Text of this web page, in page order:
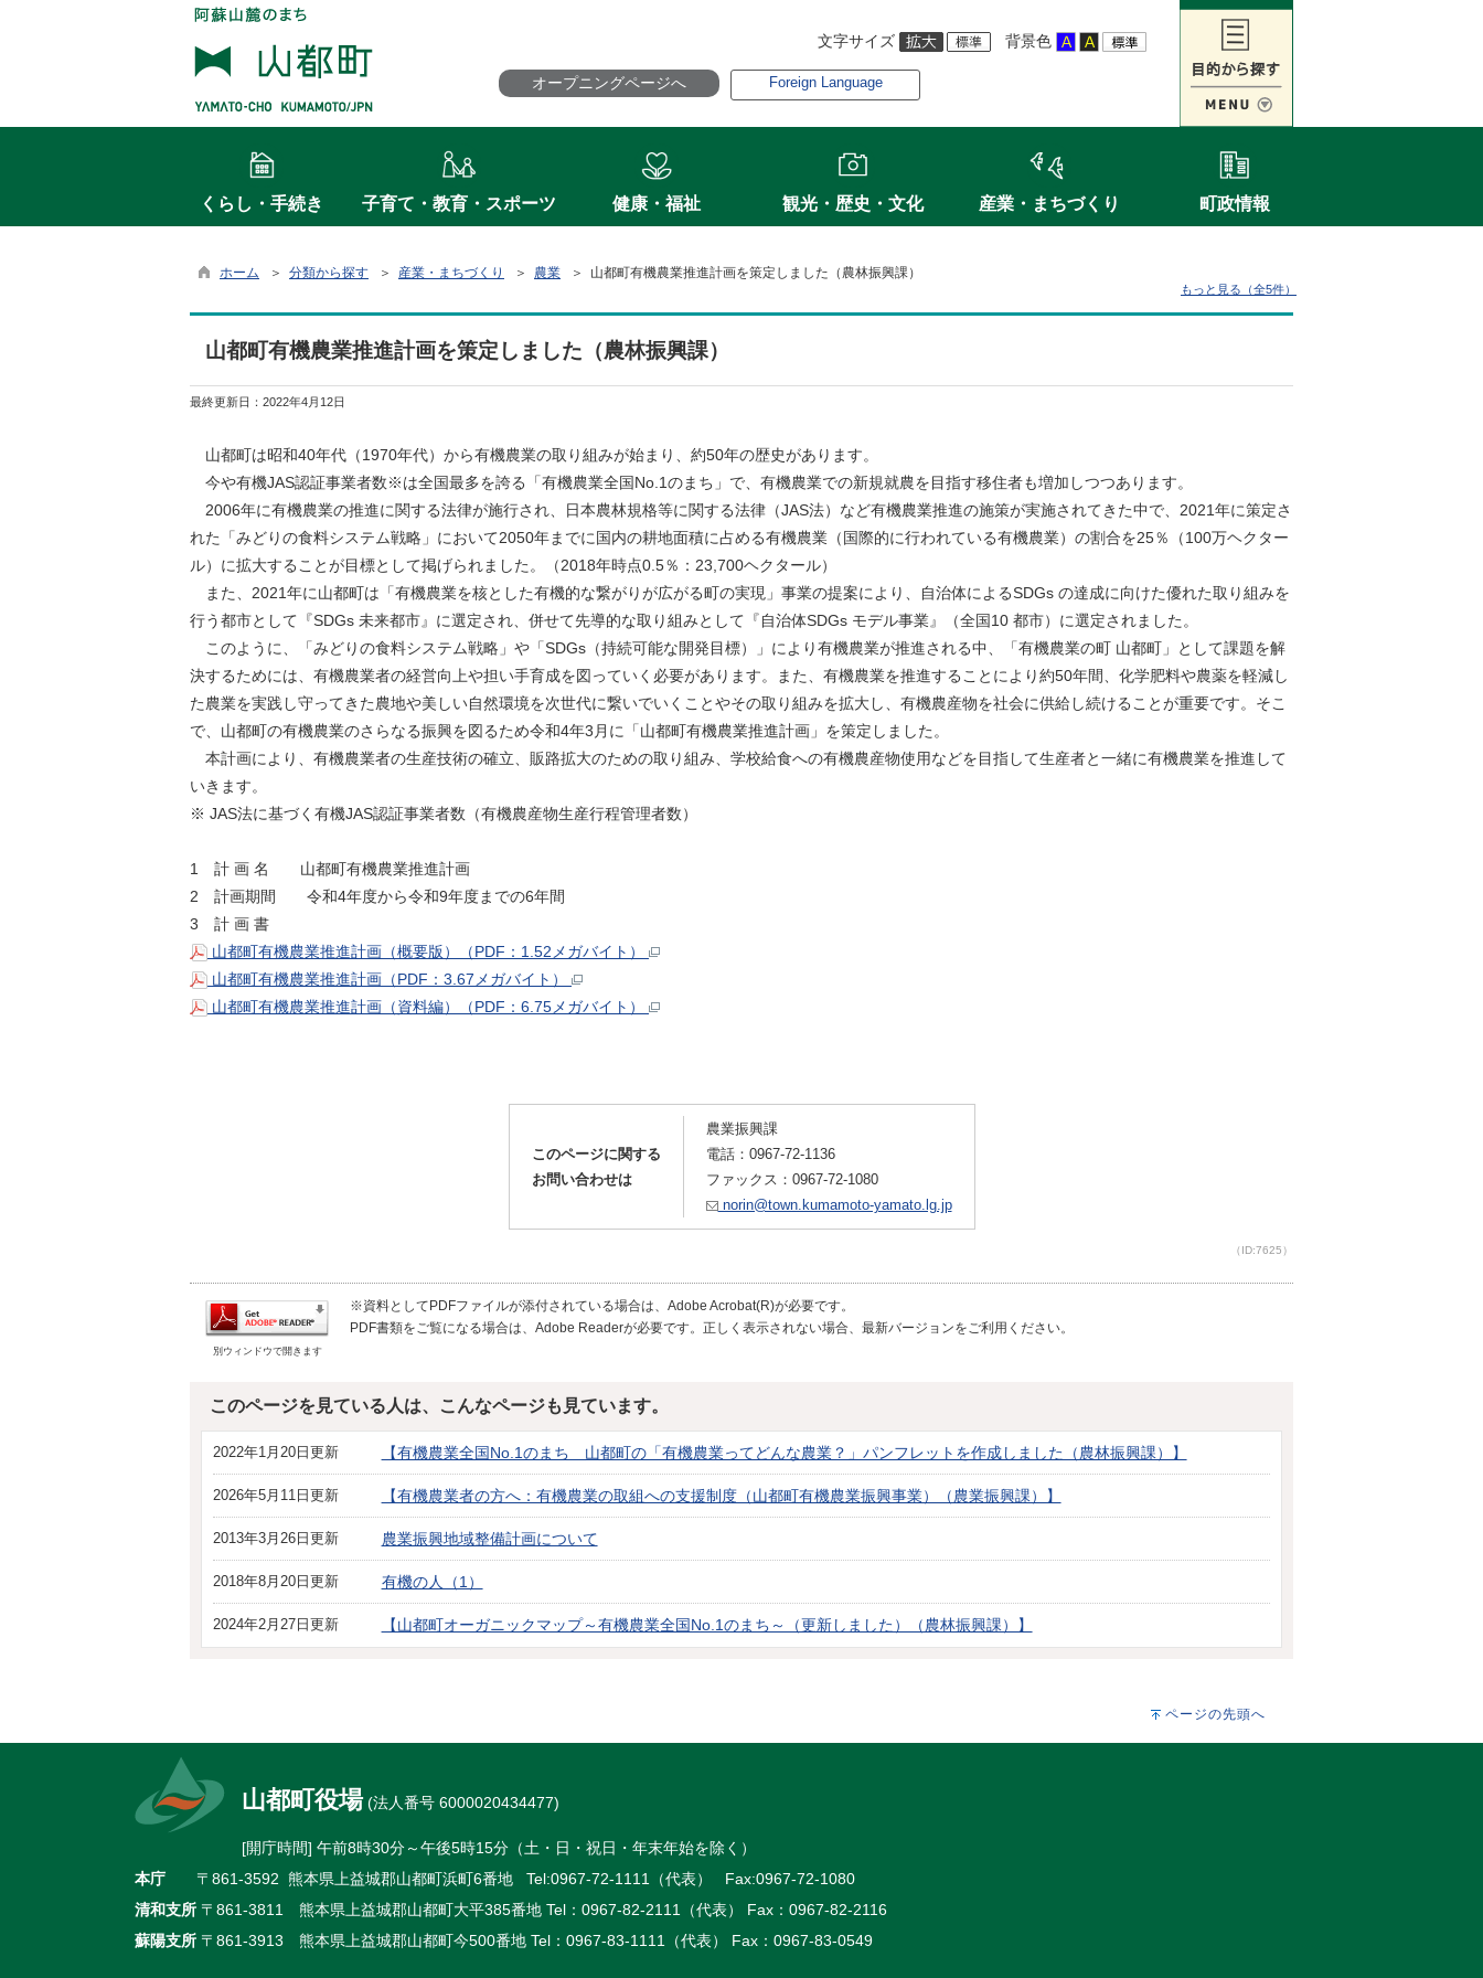
文字サイズ 背景色
オープニングページへ Foreign Language
くらし・手続き 子育て・教育・スポーツ 健康・福祉 観光・歴史・文化 産業・まちづくり 町政情報
ホーム ＞ 分類から探す ＞ 産業・まちづくり ＞ 農業 ＞ 山都町有機農業推進計画を策定しました（農林振興課）
もっと見る（全5件）
山都町有機農業推進計画を策定しました（農林振興課）
最終更新日： 2022年4月12日
山都町は昭和40年代（1970年代）から有機農業の取り組みが始まり、約50年の歴史があります。
今や有機JAS認証事業者数※は全国最多を誇る「有機農業全国No.1のまち」で、有機農業での新規就農を目指す移住者も増加しつつあります。
2006年に有機農業の推進に関する法律が施行され、日本農林規格等に関する法律（JAS法）など有機農業推進の施策が実施されてきた中で、2021年に策定さ
れた「みどりの食料システム戦略」において2050年までに国内の耕地面積に占める有機農業（国際的に行われている有機農業）の割合を25％（100万ヘクター
ル）に拡大することが目標として掲げられました。（2018年時点0.5％：23,700ヘクタール）
また、2021年に山都町は「有機農業を核とした有機的な繋がりが広がる町の実現」事業の提案により、自治体によるSDGs の達成に向けた優れた取り組みを
行う都市として『SDGs 未来都市』に選定され、併せて先導的な取り組みとして『自治体SDGs モデル事業』（全国10 都市）に選定されました。
このように、「みどりの食料システム戦略」や「SDGs（持続可能な開発目標）」により有機農業が推進される中、「有機農業の町 山都町」として課題を解
決するためには、有機農業者の経営向上や担い手育成を図っていく必要があります。また、有機農業を推進することにより約50年間、化学肥料や農薬を軽減し
た農業を実践し守ってきた農地や美しい自然環境を次世代に繋いでいくことやその取り組みを拡大し、有機農産物を社会に供給し続けることが重要です。そこ
で、山都町の有機農業のさらなる振興を図るため令和4年3月に「山都町有機農業推進計画」を策定しました。
本計画により、有機農業者の生産技術の確立、販路拡大のための取り組み、学校給食への有機農産物使用などを目指して生産者と一緒に有機農業を推進して
いきます。
※ JAS法に基づく有機JAS認証事業者数（有機農産物生産行程管理者数）
1 計 画 名 山都町有機農業推進計画
2 計画期間 令和4年度から令和9年度までの6年間
3 計 画 書
山都町有機農業推進計画（概要版）（PDF：1.52メガバイト）
山都町有機農業推進計画（PDF：3.67メガバイト）
山都町有機農業推進計画（資料編）（PDF：6.75メガバイト）
このページに関する
お問い合わせは
農業振興課
電話： 0967-72-1136
ファックス：0967-72-1080
norin@town.kumamoto-yamato.lg.jp
（ID:7625）
別ウィンドウで開きます
※資料としてPDFファイルが添付されている場合は、Adobe Acrobat(R)が必要です。
PDF書類をご覧になる場合は、Adobe Readerが必要です。正しく表示されない場合、最新バージョンをご利用ください。
このページを見ている人は、こんなページも見ています。
2022年1月20日更新 【有機農業全国No.1のまち 山都町の「有機農業ってどんな農業？」パンフレットを作成しました（農林振興課）】
2026年5月11日更新 【有機農業者の方へ：有機農業の取組への支援制度（山都町有機農業振興事業）（農業振興課）】
2013年3月26日更新 農業振興地域整備計画について
2018年8月20日更新 有機の人（1）
2024年2月27日更新 【山都町オーガニックマップ～有機農業全国No.1のまち～（更新しました）（農林振興課）】
ページの先頭へ
山都町役場(法人番号 6000020434477)
[開庁時間] 午前8時30分～午後5時15分（土・日・祝日・年末年始を除く）
本庁 〒861-3592 熊本県上益城郡山都町浜町6番地 Tel:0967-72-1111（代表）
Fax:0967-72-1080
清和支所 〒861-3811 熊本県上益城郡山都町大平385番地 Tel： 0967-82-2111（代表）
Fax：0967-82-2116
蘇陽支所 〒861-3913 熊本県上益城郡山都町今500番地 Tel： 0967-83-1111（代表） Fax：0967-83-0549